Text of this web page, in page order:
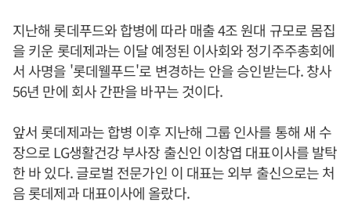
지난해 롯데푸드와 합병에 따라 매출 4조 원대 규모로 몸집
을 키운 롯데제과는 이달 예정된 이사회와 정기주주총회에
서 사명을 '롯데웰푸드'로 변경하는 안을 승인받는다. 창사
56년 만에 회사 간판을 바꾸는 것이다.
앞서 롯데제과는 합병 이후 지난해 그룹 인사를 통해 새 수
장으로 LG생활건강 부사장 출신인 이창엽 대표이사를 발탁
한 바 있다. 글로벌 전문가인 이 대표는 외부 출신으로는 처
음 롯데제과 대표이사에 올랐다.